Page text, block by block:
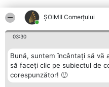
ȘOIMII Comerțului
03:30
Bună, suntem încântați să vă
să faceți clic pe subiectul de
corespunzător! 🙂